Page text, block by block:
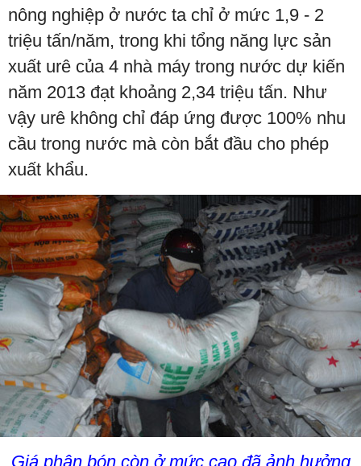
nông nghiệp ở nước ta chỉ ở mức 1,9 - 2
triệu tấn/năm, trong khi tổng năng lực sản
xuất urê của 4 nhà máy trong nước dự kiến
năm 2013 đạt khoảng 2,34 triệu tấn. Như
vậy urê không chỉ đáp ứng được 100% nhu
cầu trong nước mà còn bắt đầu cho phép
xuất khẩu.
Giá phân bón còn ở mức cao đã ảnh hưởng